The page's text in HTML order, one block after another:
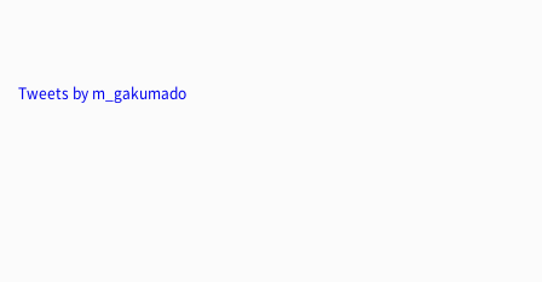
Tweets by m_gakumado